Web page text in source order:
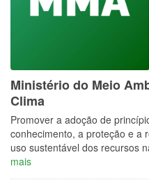
Ministério do Meio
Clima
Promover a adoção de
conhecimento, a proteção e a
uso sustentável dos recursos
mais